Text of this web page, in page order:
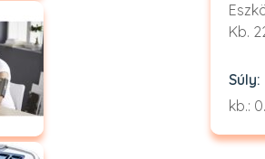
Kb.
Súly:
kb.: